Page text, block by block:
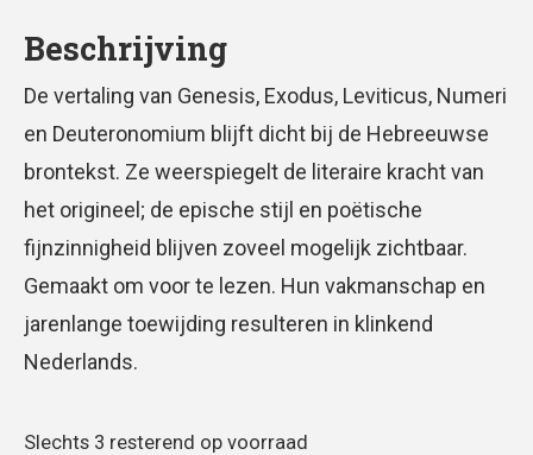
Beschrijving
De vertaling van Genesis, Exodus, Leviticus, Numeri
en Deuteronomium blijft dicht bij de Hebreeuwse
brontekst. Ze weerspiegelt de literaire kracht van
het origineel; de epische stijl en poëtische
fijnzinnigheid blijven zoveel mogelijk zichtbaar.
Gemaakt om voor te lezen. Hun vakmanschap en
jarenlange toewijding resulteren in klinkend
Nederlands.
Slechts 3 resterend op voorraad